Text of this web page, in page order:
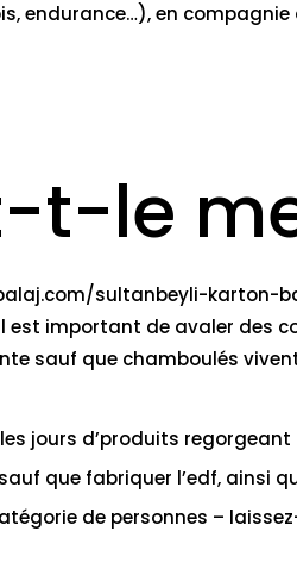
endurance…), en
t-le
sultanbeyli-karton-
important de avaler des
sauf que chamboulés
jours d’produits
que fabriquer l’edf, ainsi
de personnes –